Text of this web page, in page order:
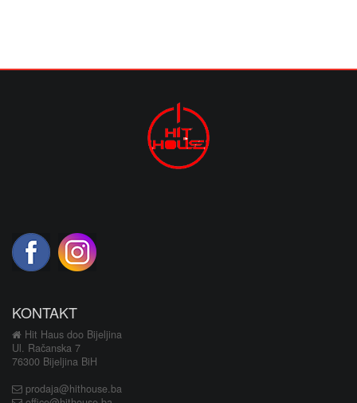
KONTAKT
Hit Haus doo Bijeljina
Ul. Račanska 7
76300 Bijeljina BiH
prodaja@hithouse.ba